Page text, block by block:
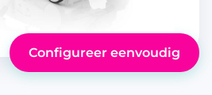
Configureer eenvoudig